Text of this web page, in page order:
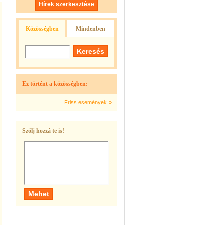
Hírek szerkesztése
Közösségben Mindenben
Ez történt a közösségben:
Friss események »
Szólj hozzá te is!